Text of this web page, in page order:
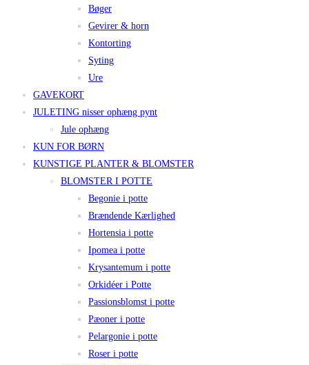
Bøger
Gevirer & horn
Kontorting
Syting
Ure
GAVEKORT
JULETING nisser ophæng pynt
Jule ophæng
KUN FOR BØRN
KUNSTIGE PLANTER & BLOMSTER
BLOMSTER I POTTE
Begonie i potte
Brændende Kærlighed
Hortensia i potte
Ipomea i potte
Krysantemum i potte
Orkidéer i Potte
Passionsblomst i potte
Pæoner i potte
Pelargonie i potte
Roser i potte